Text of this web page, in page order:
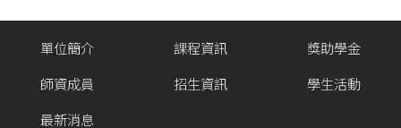
單位簡介
師資成員
最新消息
課程資訊
招生資訊
獎助學金
學生活動